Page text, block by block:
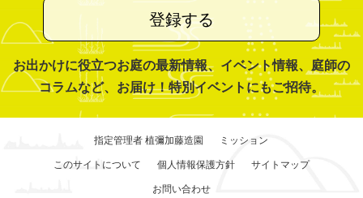
登録する
お出かけに役立つお庭の最新情報、イベント情報、庭師の
コラムなど、お届け！特別イベントにもご招待。
指定管理者 植彌加藤造園
ミッション
このサイトについて
個人情報保護方針
サイトマップ
お問い合わせ